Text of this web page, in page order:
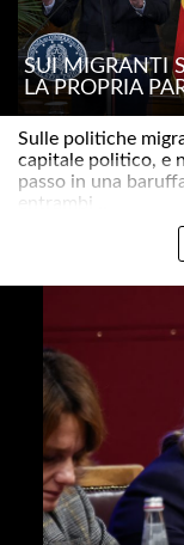
SUI MIGRANTI
LA PROPRIA
Sulle politiche
capitale politico, e
passo in una
entrambi ..